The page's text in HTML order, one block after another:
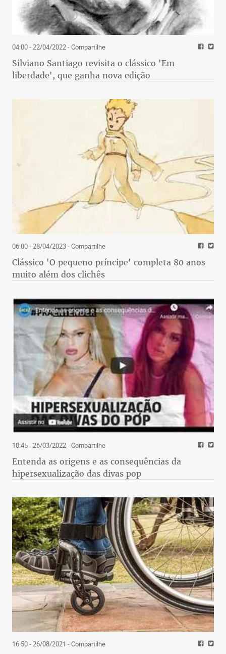
04:00 - 22/04/2022- Compartilhe
Silviano Santiago revisita o clássico 'Em
liberdade', que ganha nova edição
06:00 - 28/04/2023- Compartilhe
Clássico 'O pequeno príncipe' completa 80 anos
muito além dos clichês
10:45 - 26/03/2022- Compartilhe
Entenda as origens e as consequências da
hipersexualização das divas pop
16:50 - 26/08/2021 - Compartilhe